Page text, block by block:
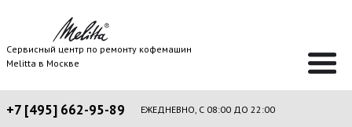
Сервисный центр по ремонту кофемашин
Melitta в Москве
+7 [495] 662-95-89 ЕЖЕДНЕВНО, С 08:00 ДО 22:00